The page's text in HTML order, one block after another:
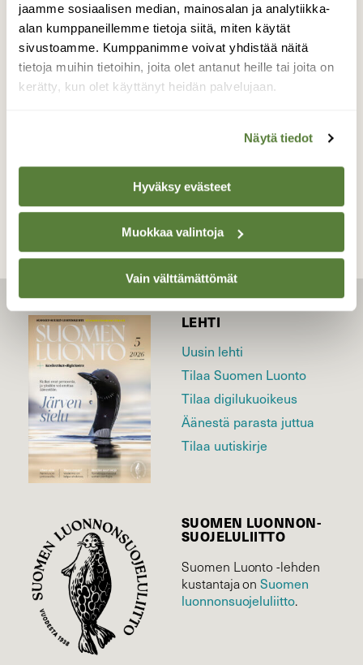
jaamme sosiaalisen median, mainosalan ja analytiikka-
alan kumppaneillemme tietoja siitä, miten käytät
sivustoamme. Kumppanimme voivat yhdistää näitä
tietoja muihin tietoihin, joita olet antanut heille tai joita on
kerätty, kun olet käyttänyt heidän palvelujaan.
Näytä tiedot
Hyväksy evästeet
Muokkaa valintoja
Vain välttämättömät
Sydäntalvi
Hyvää Ystävänpäivää!
Valokuvaaja: Tiina Laihanen, Lappeenranta
9.1.2021
TAKAISIN LISTAAN
LEHTI
Uusin lehti
Tilaa Suomen Luonto
Tilaa digilukuoikeus
Äänestä parasta juttua
Tilaa uutiskirje
SUOMEN LUONNON­
SUOJELU­LIITTO
Suomen Luonto -lehden
kustantaja onSuomen
luonnonsuojelu­liitto.